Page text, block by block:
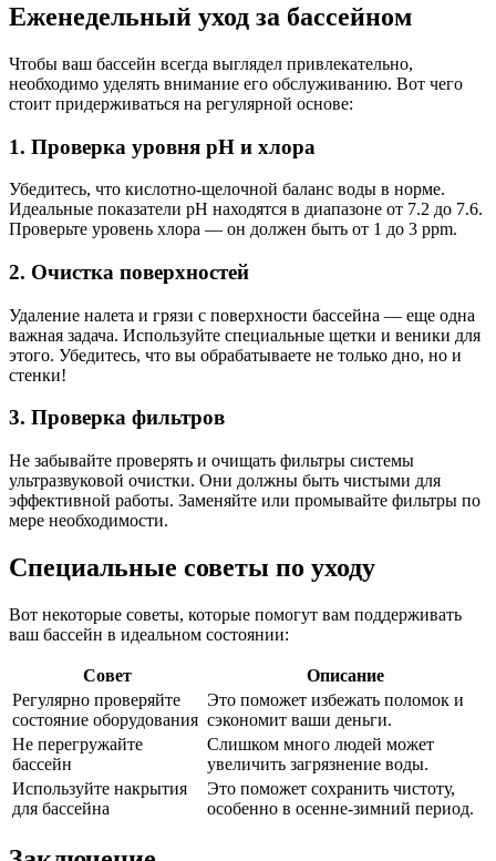
Еженедельный уход за бассейном
Чтобы ваш бассейн всегда выглядел привлекательно,
необходимо уделять внимание его обслуживанию. Вот чего
стоит придерживаться на регулярной основе:
1. Проверка уровня pH и хлора
Убедитесь, что кислотно-щелочной баланс воды в норме.
Идеальные показатели pH находятся в диапазоне от 7.2 до 7.6.
Проверьте уровень хлора — он должен быть от 1 до 3 ppm.
2. Очистка поверхностей
Удаление налета и грязи с поверхности бассейна — еще одна
важная задача. Используйте специальные щетки и веники для
этого. Убедитесь, что вы обрабатываете не только дно, но и
стенки!
3. Проверка фильтров
Не забывайте проверять и очищать фильтры системы
ультразвуковой очистки. Они должны быть чистыми для
эффективной работы. Заменяйте или промывайте фильтры по
мере необходимости.
Специальные советы по уходу
Вот некоторые советы, которые помогут вам поддерживать
ваш бассейн в идеальном состоянии:
Совет
Описание
Регулярно проверяйте
состояние оборудования
Это поможет избежать поломок и
сэкономит ваши деньги.
Не перегружайте
бассейн
Слишком много людей может
увеличить загрязнение воды.
Используйте накрытия
для бассейна
Это поможет сохранить чистоту,
особенно в осенне-зимний период.